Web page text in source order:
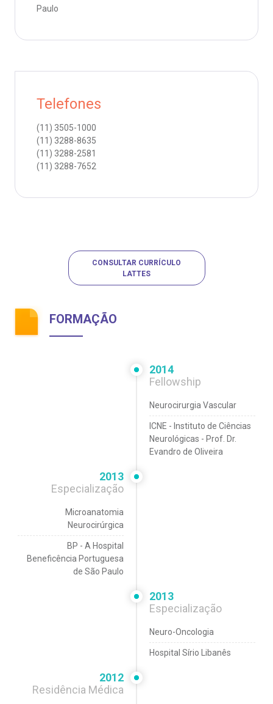
Paulo
Telefones
(11) 3505-1000
(11) 3288-8635
(11) 3288-2581
(11) 3288-7652
CONSULTAR CURRÍCULO
LATTES
FORMAÇÃO
2014
Fellowship
Neurocirurgia Vascular
ICNE - Instituto de Ciências
Neurológicas - Prof. Dr.
Evandro de Oliveira
2013
Especialização
Microanatomia
Neurocirúrgica
BP - A Hospital
Beneficência Portuguesa
de São Paulo
2013
Especialização
Neuro-Oncologia
Hospital Sírio Libanês
2012
Residência Médica